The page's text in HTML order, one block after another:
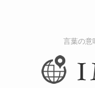
言葉の意